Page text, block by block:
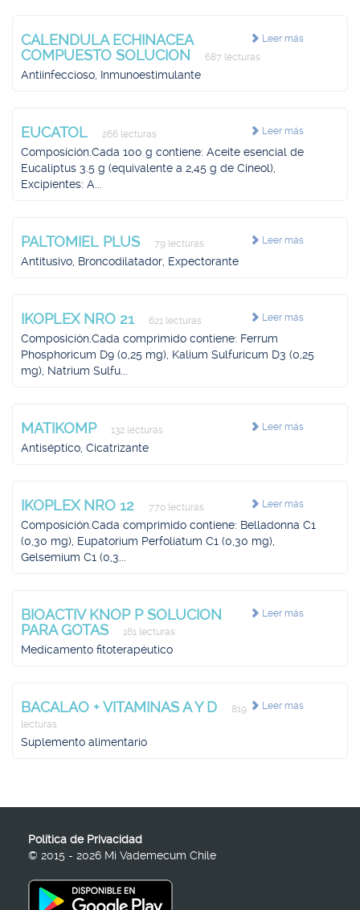
Leer más
CALENDULA ECHINACEA
COMPUESTO SOLUCION
687 lecturas
Antiinfeccioso, Inmunoestimulante
Leer más
EUCATOL 266 lecturas
Composición.Cada 100 g contiene: Aceite esencial de
Eucaliptus 3.5 g (equivalente a 2,45 g de Cineol),
Excipientes: A...
Leer más
PALTOMIEL PLUS 79 lecturas
Antitusivo, Broncodilatador, Expectorante
Leer más
IKOPLEX NRO 21 621 lecturas
Composición.Cada comprimido contiene: Ferrum
Phosphoricum D9 (0,25 mg), Kalium Sulfuricum D3 (0,25
mg), Natrium Sulfu...
Leer más
MATIKOMP 132 lecturas
Antiséptico, Cicatrizante
Leer más
IKOPLEX NRO 12 770 lecturas
Composición.Cada comprimido contiene: Belladonna C1
(0,30 mg), Eupatorium Perfoliatum C1 (0,30 mg),
Gelsemium C1 (0,3...
Leer más
BIOACTIV KNOP P SOLUCION
PARA GOTAS
161 lecturas
Medicamento fitoterapéutico
Leer más
BACALAO + VITAMINAS A Y D
819
lecturas
Suplemento alimentario
Política de Privacidad
© 2015 - 2026 Mi Vademecum Chile